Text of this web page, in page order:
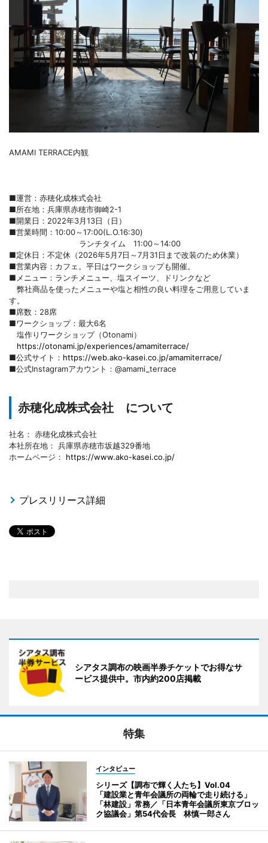
AMAMI TERRACE内観
■運営：赤穂化成株式会社
■所在地：兵庫県赤穂市御崎2-1
■開業日：2022年3月13日（日）
■営業時間：10:00～17:00(L.O.16:30)
ランチタイム 11:00～14:00
■定休日：不定休（2026年5月7日～7月31日まで改装のため休業）
■営業内容：カフェ。平日はワークショップも開催。
■メニュー：ランチメニュー、塩スイーツ、ドリンクなど
弊社商品を使ったメニューや塩と相性の良い料理をご用意していま
す。
■席数：28席
■ワークショップ：最大6名
塩作りワークショップ（Otonami）
https://otonami.jp/experiences/amamiterrace/
■公式サイト： https://web.ako-kasei.co.jp/amamiterrace/
■公式Instagramアカウント：@amami_terrace
赤穂化成株式会社 について
社名： 赤穂化成株式会社
本社所在地： 兵庫県赤穂市坂越329番地
ホームページ： https://www.ako-kasei.co.jp/
プレスリリース詳細
シアタス調布の映画半券チケットでお得なサ
ービス提供中。市内約200店掲載
特集
インタビュー
シリーズ【調布で輝く人たち】Vol.04
「建設業と青年会議所の両輪で走り続ける」
「林建設」常務／「日本青年会議所東京ブロッ
ク協議会」第54代会長 林慎一郎さん